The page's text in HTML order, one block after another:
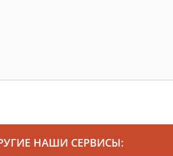
НАШИ СЕРВИСЫ: